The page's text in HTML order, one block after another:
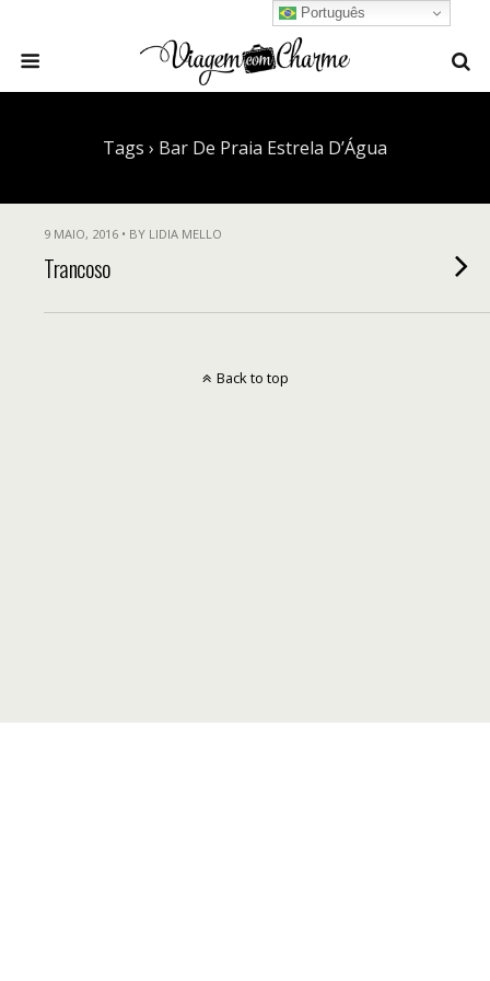
Tags › Bar De Praia Estrela D’Água
9 MAIO, 2016 • BY LIDIA MELLO
Trancoso
Português
Back to top